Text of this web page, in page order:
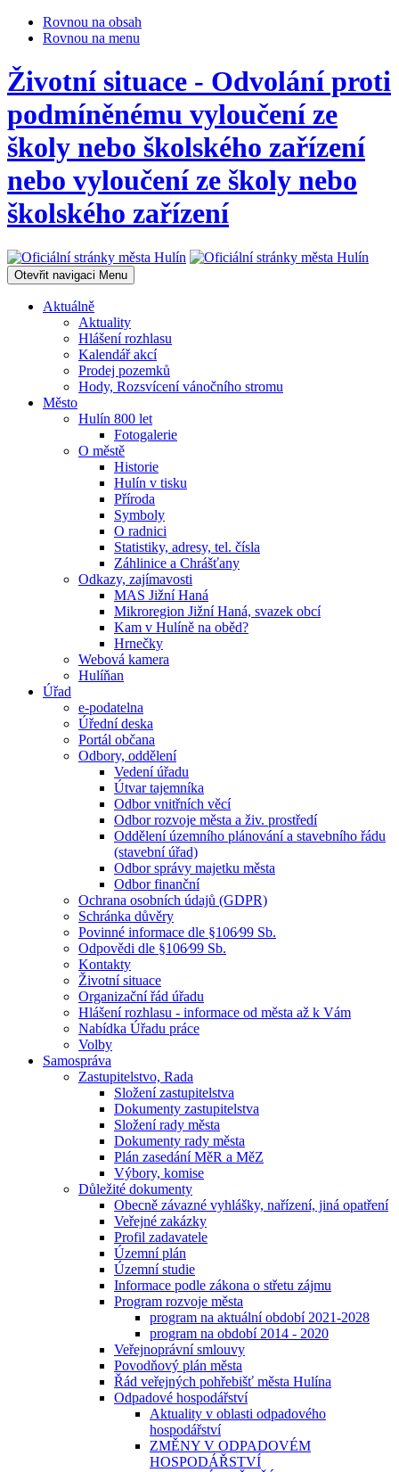
Rovnou na obsah
Rovnou na menu
Životní situace - Odvolání proti
podmíněnému vyloučení ze
školy nebo školského zařízení
nebo vyloučení ze školy nebo
školského zařízení
Otevřit navigaci Menu
Aktuálně
Aktuality
Hlášení rozhlasu
Kalendář akcí
Prodej pozemků
Hody, Rozsvícení vánočního stromu
Město
Hulín 800 let
Fotogalerie
O městě
Historie
Hulín v tisku
Příroda
Symboly
O radnici
Statistiky, adresy, tel. čísla
Záhlinice a Chrášťany
Odkazy, zajímavosti
MAS Jižní Haná
Mikroregion Jižní Haná, svazek obcí
Kam v Hulíně na oběd?
Hrnečky
Webová kamera
Hulíňan
Úřad
e-podatelna
Úřední deska
Portál občana
Odbory, oddělení
Vedení úřadu
Útvar tajemníka
Odbor vnitřních věcí
Odbor rozvoje města a živ. prostředí
Oddělení územního plánování a stavebního řádu
(stavební úřad)
Odbor správy majetku města
Odbor finanční
Ochrana osobních údajů (GDPR)
Schránka důvěry
Povinné informace dle §106⁄99 Sb.
Odpovědi dle §106⁄99 Sb.
Kontakty
Životní situace
Organizační řád úřadu
Hlášení rozhlasu - informace od města až k Vám
Nabídka Úřadu práce
Volby
Samospráva
Zastupitelstvo, Rada
Složení zastupitelstva
Dokumenty zastupitelstva
Složení rady města
Dokumenty rady města
Plán zasedání MěR a MěZ
Výbory, komise
Důležité dokumenty
Obecně závazné vyhlášky, nařízení, jiná opatření
Veřejné zakázky
Profil zadavatele
Územní plán
Územní studie
Informace podle zákona o střetu zájmu
Program rozvoje města
program na aktuální období 2021-2028
program na období 2014 - 2020
Veřejnoprávní smlouvy
Povodňový plán města
Řád veřejných pohřebišť města Hulína
Odpadové hospodářství
Aktuality v oblasti odpadového
hospodářství
ZMĚNY V ODPADOVÉM
HOSPODÁŘSTVÍ